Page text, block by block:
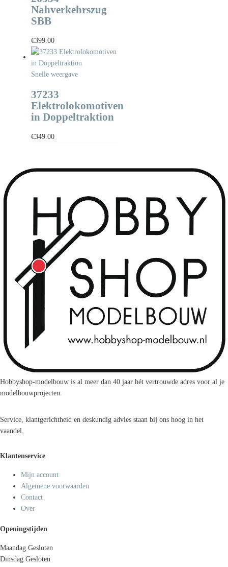
Nahverkehrszug
SBB
€399.00
Snelle weergave
37233
Elektrolokomotiven
in Doppeltraktion
€349.00
Hobbyshop-modelbouw is al meer dan 40 jaar hét vertrouwde adres voor al je
modelbouwprojecten.
Service, klantgerichtheid en deskundig advies staan bij ons hoog in het
vaandel.
Klantenservice
Mijn account
Algemene voorwaarden
Contact
Over
Openingstijden
Maandag Gesloten
Dinsdag Gesloten